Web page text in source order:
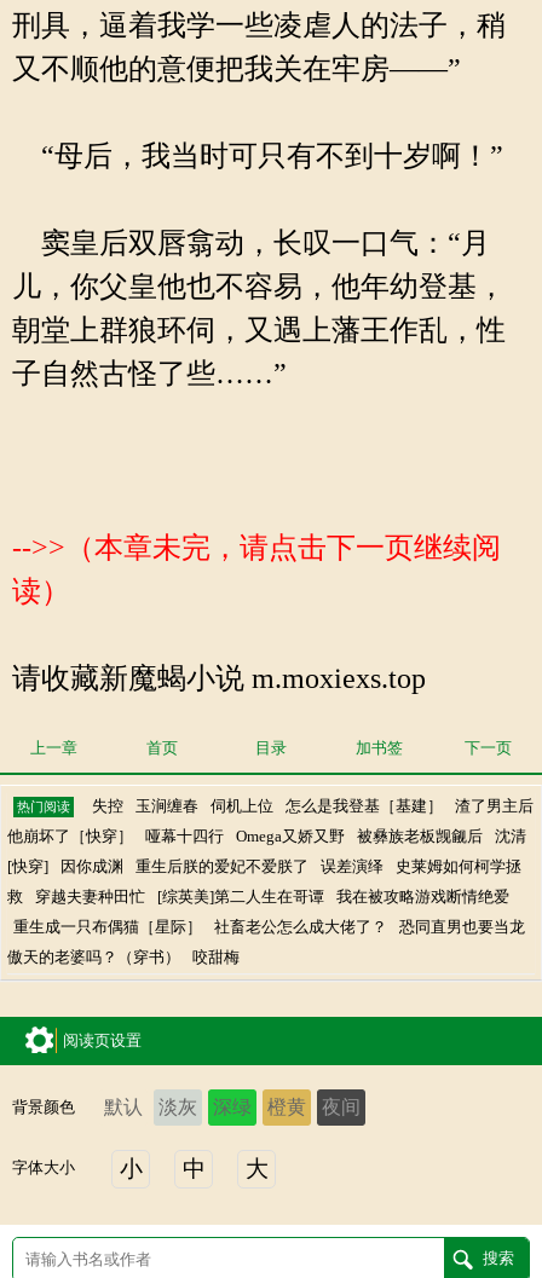
刑具，逼着我学一些凌虐人的法子，稍
又不顺他的意便把我关在牢房——”
“母后，我当时可只有不到十岁啊！”
窦皇后双唇翕动，长叹一口气：“月
儿，你父皇他也不容易，他年幼登基，
朝堂上群狼环伺，又遇上藩王作乱，性
子自然古怪了些……”
-->>（本章未完，请点击下一页继续阅
读）
请收藏新魔蝎小说 m.moxiexs.top
上一章 首页 目录 加书签 下一页
热门阅读 失控 玉涧缠春 伺机上位 怎么是我登基［基建］
渣了男主后
他崩坏了［快穿］
哑幕十四行 Omega又娇又野 被彝族老板觊觎后
沈清
[快穿]
因你成渊 重生后朕的爱妃不爱朕了 误差演绎
史莱姆如何柯学拯
救
穿越夫妻种田忙 [综英美]第二人生在哥谭
我在被攻略游戏断情绝爱
重生成一只布偶猫［星际］
社畜老公怎么成大佬了？
恐同直男也要当龙
傲天的老婆吗？（穿书）
咬甜梅
阅读页设置
背景颜色 默认 淡灰 深绿 橙黄 夜间
字体大小 小 中 大